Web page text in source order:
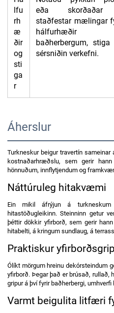
lfu
rh
æ
ðir
og
sti
ga
r
eða
staðfestar mælingar
baðherbergum, stiga
sérsniðin verkefni.
Áherslur
Turkneskur beigur travertín
kostnaðarhræðslu, sem gerir
hönnuðum, innflytjendum og
Náttúruleg hitakvæmi
Ein mikil áfrýjun á turkneskum
hitastöðugleikinn. Steinninn getur
þéttir dökkir yfirborð, sem gerir
hitabelti, á kringum sundlaug, á
Praktiskur
Ólíkt mörgum hreinu dekórsteindum
yfirborð. Þegar það er brúsað,
gripur á því fyrir baðherbergi,
Varmt beigulita litfæri